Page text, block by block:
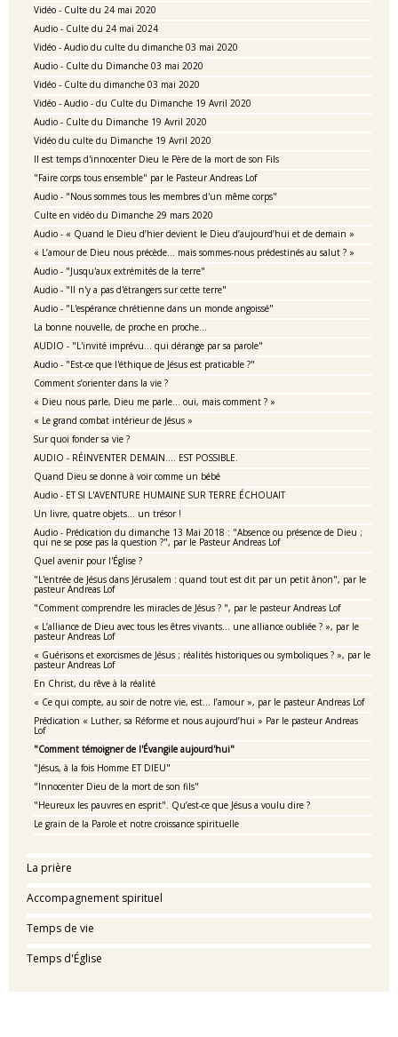
Vidéo - Culte du 24 mai 2020
Audio - Culte du 24 mai 2024
Vidéo - Audio du culte du dimanche 03 mai 2020
Audio - Culte du Dimanche 03 mai 2020
Vidéo - Culte du dimanche 03 mai 2020
Vidéo - Audio - du Culte du Dimanche 19 Avril 2020
Audio - Culte du Dimanche 19 Avril 2020
Vidéo du culte du Dimanche 19 Avril 2020
Il est temps d'innocenter Dieu le Père de la mort de son Fils
"Faire corps tous ensemble" par le Pasteur Andreas Lof
Audio - "Nous sommes tous les membres d'un même corps"
Culte en vidéo du Dimanche 29 mars 2020
Audio - « Quand le Dieu d’hier devient le Dieu d’aujourd’hui et de demain »
« L’amour de Dieu nous précède… mais sommes-nous prédestinés au salut ? »
Audio - "Jusqu'aux extrémités de la terre"
Audio - "Il n'y a pas d'étrangers sur cette terre"
Audio - "L'espérance chrétienne dans un monde angoissé"
La bonne nouvelle, de proche en proche…
AUDIO - "L'invité imprévu... qui dérange par sa parole"
Audio - "Est-ce que l'éthique de Jésus est praticable ?"
Comment s’orienter dans la vie ?
« Dieu nous parle, Dieu me parle… oui, mais comment ? »
« Le grand combat intérieur de Jésus »
Sur quoi fonder sa vie ?
AUDIO - RÉINVENTER DEMAIN.... EST POSSIBLE.
Quand Dieu se donne à voir comme un bébé
Audio - ET SI L'AVENTURE HUMAINE SUR TERRE ÉCHOUAIT
Un livre, quatre objets… un trésor !
Audio - Prédication du dimanche 13 Mai 2018 : "Absence ou présence de Dieu ;
qui ne se pose pas la question ?", par le Pasteur Andreas Lof
Quel avenir pour l'Église ?
"L'entrée de Jésus dans Jérusalem : quand tout est dit par un petit ânon", par le
pasteur Andreas Lof
"Comment comprendre les miracles de Jésus ? ", par le pasteur Andreas Lof
« L’alliance de Dieu avec tous les êtres vivants... une alliance oubliée ? », par le
pasteur Andreas Lof
« Guérisons et exorcismes de Jésus ; réalités historiques ou symboliques ? », par le
pasteur Andreas Lof
En Christ, du rêve à la réalité
« Ce qui compte, au soir de notre vie, est... l’amour », par le pasteur Andreas Lof
Prédication « Luther, sa Réforme et nous aujourd’hui » Par le pasteur Andreas
Lof
"Comment témoigner de l'Évangile aujourd'hui"
"Jésus, à la fois Homme ET DIEU"
"Innocenter Dieu de la mort de son fils"
"Heureux les pauvres en esprit". Qu’est-ce que Jésus a voulu dire ?
Le grain de la Parole et notre croissance spirituelle
La prière
Accompagnement spirituel
Temps de vie
Temps d'Église